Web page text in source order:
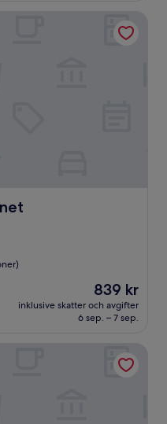
Priset
är
839 kr
839 kr
inklusive skatter och avgifter
6 sep. – 7 sep.